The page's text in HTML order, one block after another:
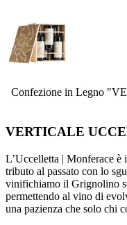
Confezione in Legno
VERTICALE
L’Uccelletta | Monferace
tributo al passato con lo
vinifichiamo il Grignolino
permettendo al vino di
una pazienza che solo chi